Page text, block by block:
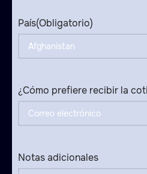
País(Obligatorio)
¿Cómo prefiere recibir la
Notas adicionales